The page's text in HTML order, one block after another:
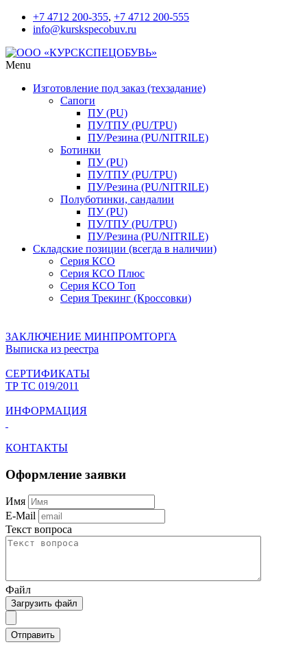
+7 4712 200-355, +7 4712 200-555
info@kurskspecobuv.ru
Menu
Изготовление под заказ (техзадание)
Сапоги
ПУ (PU)
ПУ/ТПУ (PU/TPU)
ПУ/Резина (PU/NITRILE)
Ботинки
ПУ (PU)
ПУ/ТПУ (PU/TPU)
ПУ/Резина (PU/NITRILE)
Полуботинки, сандалии
ПУ (PU)
ПУ/ТПУ (PU/TPU)
ПУ/Резина (PU/NITRILE)
Складские позиции (всегда в наличии)
Серия КСО
Серия КСО Плюс
Серия КСО Топ
Серия Трекинг (Кроссовки)
ЗАКЛЮЧЕНИЕ МИНПРОМТОРГА
Выписка из реестра
СЕРТИФИКАТЫ
ТР ТС 019/2011
ИНФОРМАЦИЯ
КОНТАКТЫ
Оформление заявки
Имя
E-Mail
Текст вопроса
Файл
Загрузить файл
Отправить